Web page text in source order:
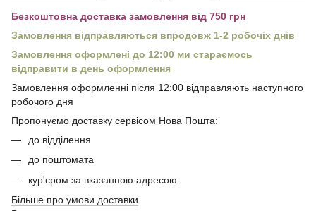
Безкоштовна доставка замовлення від 750 грн
Замовлення відправляються впродовж 1-2 робочіх днів
Замовлення оформлені до 12:00 ми стараємось
відправити в день оформлення
Замовлення оформленні після 12:00 відправляють наступного
робочого дня
Пропонуємо доставку сервісом Нова Пошта:
до відділення
до поштомата
кур'єром за вказанною адресою
Більше про умови доставки